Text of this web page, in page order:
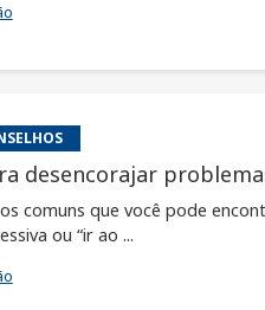
desencorajar
comuns que você pode
ou “ir ao ...